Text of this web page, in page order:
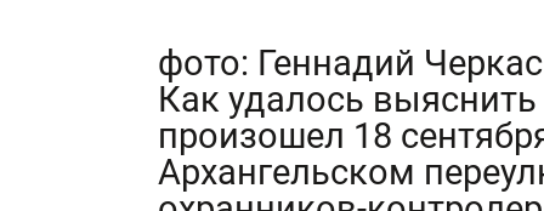
фото: Геннадий
Как удалось
произошел 18
Архангельском